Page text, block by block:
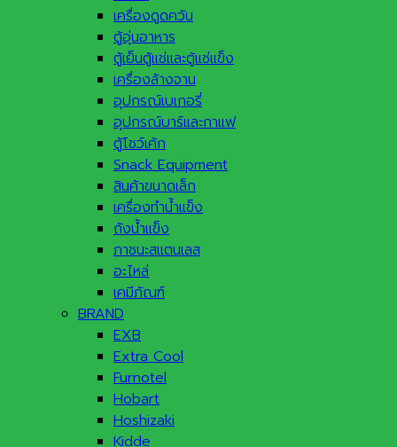
เครื่องดูดควัน
ตู้อุ่นอาหาร
ตู้เย็นตู้แช่และตู้แช่แข็ง
เครื่องล้างจาน
อุปกรณ์เบเกอรี่
อุปกรณ์บาร์และกาแฟ
ตู้โชว์เค้ก
Snack Equipment
สินค้าขนาดเล็ก
เครื่องทำน้ำแข็ง
ถังน้ำแข็ง
ภาชนะสแตนเลส
อะไหล่
เคมีภัณฑ์
BRAND
EXB
Extra Cool
Furnotel
Hobart
Hoshizaki
Kidde